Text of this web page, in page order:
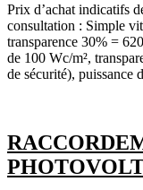
Prix d’achat indicatifs
consultation : Simple
transparence 30% =
de 100 Wc/m²,
de sécurité), puissance